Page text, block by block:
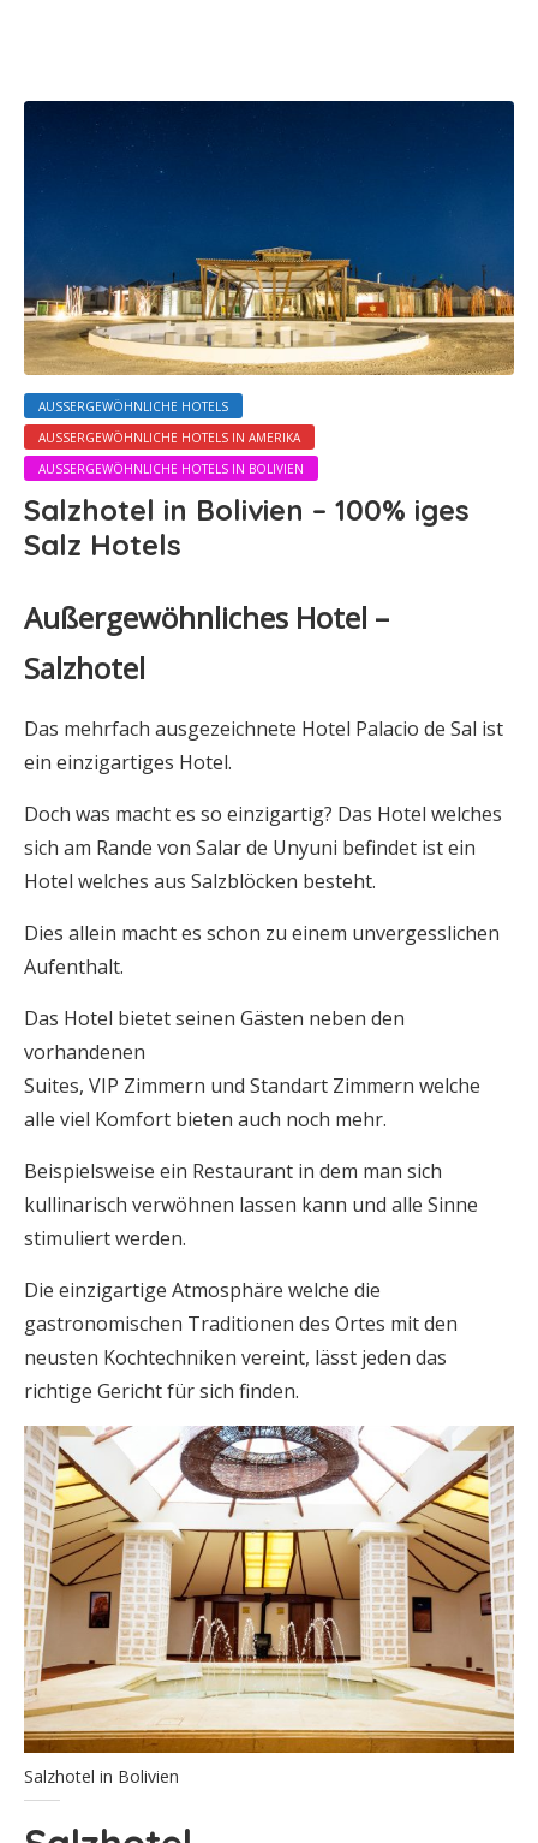
AUSSERGEWÖHNLICHE HOTELS
AUSSERGEWÖHNLICHE HOTELS IN AMERIKA
AUSSERGEWÖHNLICHE HOTELS IN BOLIVIEN
Salzhotel in Bolivien – 100% iges
Salz Hotels
Außergewöhnliches Hotel –
Salzhotel
Das mehrfach ausgezeichnete Hotel Palacio de Sal ist
ein einzigartiges Hotel.
Doch was macht es so einzigartig? Das Hotel welches
sich am Rande von Salar de Unyuni befindet ist ein
Hotel welches aus Salzblöcken besteht.
Dies allein macht es schon zu einem unvergesslichen
Aufenthalt.
Das Hotel bietet seinen Gästen neben den
vorhandenen
Suites, VIP Zimmern und Standart Zimmern welche
alle viel Komfort bieten auch noch mehr.
Beispielsweise ein Restaurant in dem man sich
kullinarisch verwöhnen lassen kann und alle Sinne
stimuliert werden.
Die einzigartige Atmosphäre welche die
gastronomischen Traditionen des Ortes mit den
neusten Kochtechniken vereint, lässt jeden das
richtige Gericht für sich finden.
Salzhotel in Bolivien